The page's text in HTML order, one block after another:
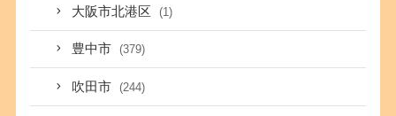
大阪市北港区 (1)
豊中市 (379)
吹田市 (244)